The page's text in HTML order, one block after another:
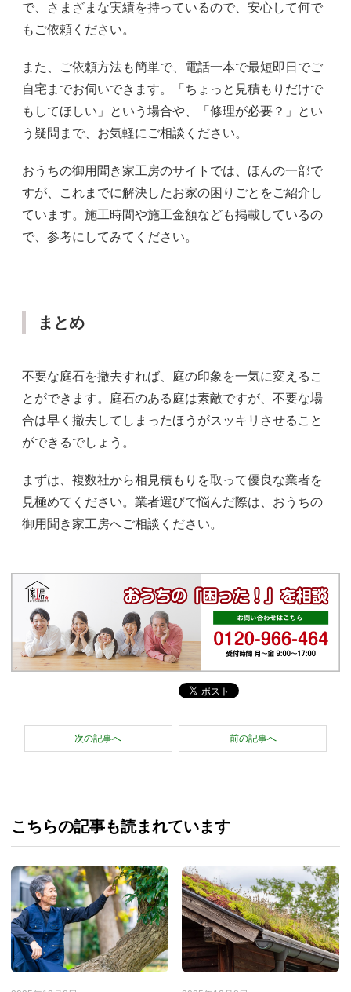
で、さまざまな実績を持っているので、安心して何で
もご依頼ください。
また、ご依頼方法も簡単で、電話一本で最短即日でご
自宅までお伺いできます。「ちょっと見積もりだけで
もしてほしい」という場合や、「修理が必要？」とい
う疑問まで、お気軽にご相談ください。
おうちの御用聞き家工房のサイトでは、ほんの一部で
すが、これまでに解決したお家の困りごとをご紹介し
ています。施工時間や施工金額なども掲載しているの
で、参考にしてみてください。
まとめ
不要な庭石を撤去すれば、庭の印象を一気に変えるこ
とができます。庭石のある庭は素敵ですが、不要な場
合は早く撤去してしまったほうがスッキリさせること
ができるでしょう。
まずは、複数社から相見積もりを取って優良な業者を
見極めてください。業者選びで悩んだ際は、おうちの
御用聞き家工房へご相談ください。
次の記事へ 前の記事へ
こちらの記事も読まれています